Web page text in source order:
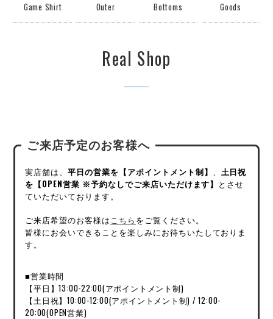
Game Shirt
Outer Bottoms Goods
Real Shop
ご来店予定のお客様へ
実店舗は、平日の営業を【アポイントメント制】
土日祝
を【OPEN営業 ※予約なしでご来店いただけます】 とさせ
ていただいております。
ご来店希望のお客様は こちら をご覧ください。
皆様にお会いできることを楽しみにお待ちいたしておりま
す。
■営業時間
【平日】13:00-22:00(アポイントメント制)
【土日祝】10:00-12:00(アポイントメント制) / 12:00-
20:00(OPEN営業)